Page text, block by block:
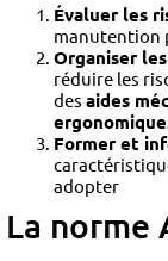
Évaluer les
manutention
Organiser
réduire les
des aides
Former et
adopter
La norme